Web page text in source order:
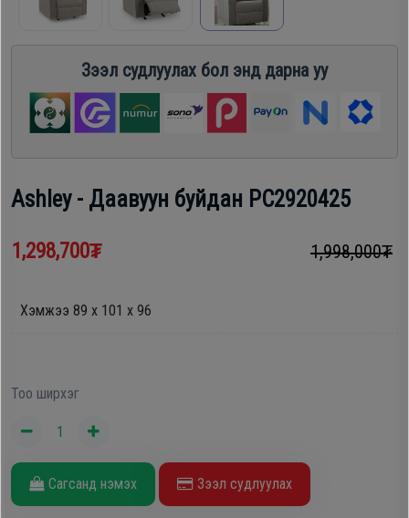
Хөргөгч,
Хөлдөөгч
Плитк,
Тавилга
Эйр
шүүгээ
Тавилга
Эйр
УТАС
Oppo
Mi
Зээл судлуулах бол энд дарна уу
Ashley - Даавуун буйдан PC2920425
1,298,700₮ 1,998,000₮
Хэмжээ 89 x 101 x 96
Тоо ширхэг
Сагсанд нэмэх Зээл судлуулах